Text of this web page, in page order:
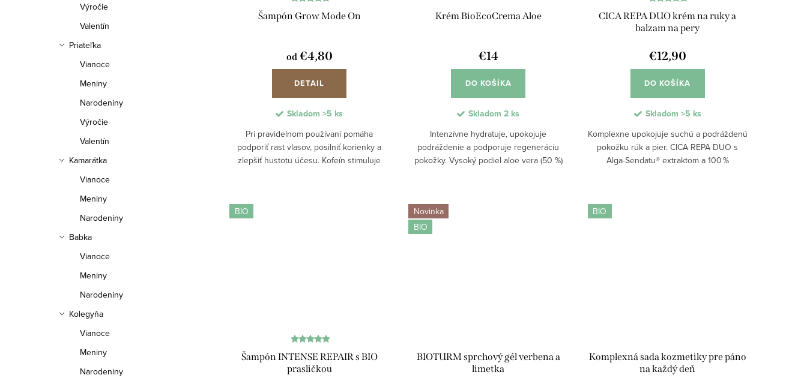
Výročie
Valentín
Priateľka
Vianoce
Meniny
Narodeniny
Výročie
Valentín
Kamarátka
Vianoce
Meniny
Narodeniny
Babka
Vianoce
Meniny
Narodeniny
Kolegyňa
Vianoce
Meniny
Narodeniny
Šampón Grow Mode On
od€4,80
DETAIL
Skladom>5 ks
Pri pravidelnom používaní pomáha
podporiť rast vlasov, posilniť korienky a
zlepšiť hustotu účesu. Kofeín stimuluje
Krém BioEcoCrema Aloe
€14
DO KOŠÍKA
Skladom2 ks
Intenzívne hydratuje, upokojuje
podráždenie a podporuje regeneráciu
pokožky. Vysoký podiel aloe vera (50 %)
CICA REPA DUO krém na ruky a
balzam na pery
€12,90
DO KOŠÍKA
Skladom >5 ks
Komplexne upokojuje suchú a podráždenú
pokožku rúk a pier. CICA REPA DUO s
Alga-Sendatu® extraktom a 100 %
BIO
Šampón INTENSE REPAIR s BIO
prasličkou
Novinka
BIO
BIOTURM sprchový gél verbena a
limetka
BIO
Komplexná sada kozmetiky pre páno
na každý deň